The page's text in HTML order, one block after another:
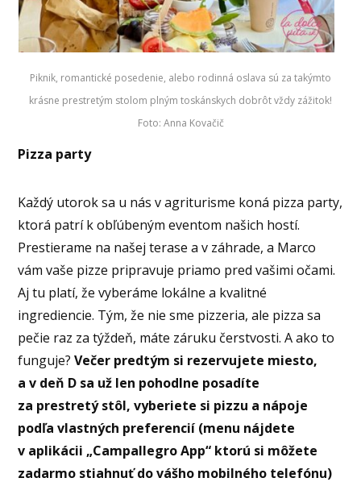
Piknik, romantické posedenie, alebo rodinná oslava sú za takýmto
krásne prestretým stolom plným toskánskych dobrôt vždy zážitok!
Foto: Anna Kovačič
Pizza party
Každý utorok sa u nás v agriturisme koná pizza party,
ktorá patrí k obľúbeným eventom našich hostí.
Prestierame na našej terase a v záhrade, a Marco
vám vaše pizze pripravuje priamo pred vašimi očami.
Aj tu platí, že vyberáme lokálne a kvalitné
ingrediencie. Tým, že nie sme pizzeria, ale pizza sa
pečie raz za týždeň, máte záruku čerstvosti. A ako to
funguje?Večer predtým si rezervujete miesto,
a v deň D sa už len pohodlne posadíte
za prestretý stôl, vyberiete si pizzu a nápoje
podľa vlastných preferencií (menu nájdete
v aplikácii „Campallegro App“ ktorú si môžete
zadarmo stiahnuť do vášho mobilného telefónu)